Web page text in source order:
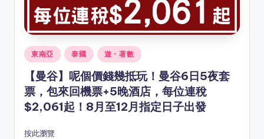
Posted
in
東南亞 泰國 遊・著數
【曼谷】呢個價錢幾抵玩！曼谷6日5夜套
票，包來回機票+5晚酒店，每位連稅
$2,061起！8月至12月指定日子出發
按此瀏覽